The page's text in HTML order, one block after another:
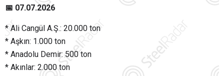
📅 07.07.2026
* Ali Cangül A.Ş.: 20.000 ton
* Aşkın: 1.000 ton
* Anadolu Demir: 500 ton
* Akınlar: 2.000 ton